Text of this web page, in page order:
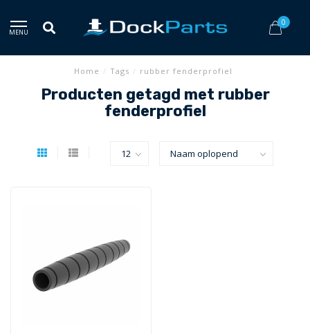
MENU
0
Home / Tags / rubber fenderprofiel
Producten getagd met rubber
fenderprofiel